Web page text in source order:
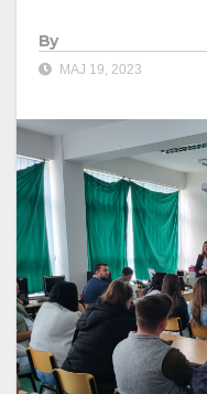
By
MAJ 19, 2023